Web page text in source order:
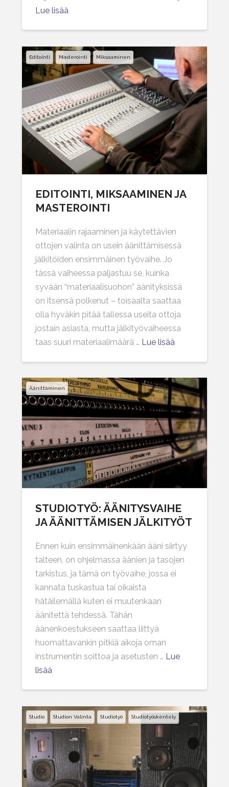
Lue lisää
EDITOINTI, MIKSAAMINEN JA
MASTEROINTI
Materiaalin rajaaminen ja käytettävien
ottojen valinta on usein äänittämisessä
jälkitöiden ensimmäinen työvaihe. Jo
tässä vaiheessa paljastuu se, kuinka
syvään “materiaalisuohon” äänityksissä
on itsensä polkenut – toisaalta saattaa
olla hyväkin pitää tallessa useita ottoja
jostain asiasta, mutta jälkityövaiheessa
taas suuri materiaalimäärä … Lue lisää
Editointi Masterointi Miksaaminen
STUDIOTYÖ: ÄÄNITYSVAIHE
JA ÄÄNITTÄMISEN JÄLKITYÖT
Ennen kuin ensimmäinenkään ääni siirtyy
talteen, on ohjelmassa äänien ja tasojen
tarkistus, ja tämä on työvaihe, jossa ei
kannata tuskastua tai oikaista
hätäilemällä kuten ei muutenkaan
äänitettä tehdessä. Tähän
äänenkoestukseen saattaa liittyä
huomattavankin pitkiä aikoja oman
instrumentin soittoa ja asetusten … Lue
lisää
Äänittäminen
Studio Studion Valinta Studiotyö Studiotyöskentely